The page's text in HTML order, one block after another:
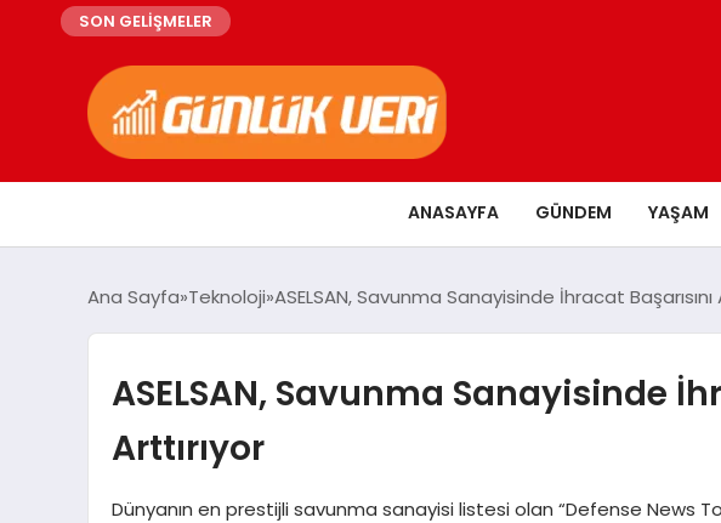
SON GELİŞMELER
ANASAYFA GÜNDEM YAŞAM
Ana Sayfa Teknoloji ASELSAN, Savunma Sanayisinde İhracat Başarısını
ASELSAN, Savunma Sanayisinde
Arttırıyor
Dünyanın en prestijli savunma sanayisi listesi olan “Defense News